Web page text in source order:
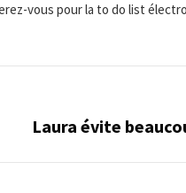
vous pour la to do list
Laura évite